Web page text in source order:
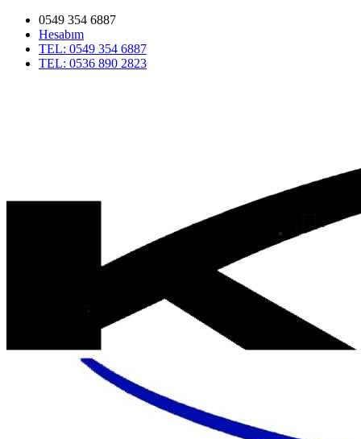
0549 354 6887
Hesabım
TEL: 0549 354 6887
TEL: 0536 890 2823